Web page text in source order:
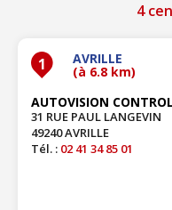
4
1 AVRILLE
(à 6.8 km)
AUTOVISION
31 RUE PAUL LANGEVIN
49240 AVRILLE
Tél. : 02 41 34 85 01